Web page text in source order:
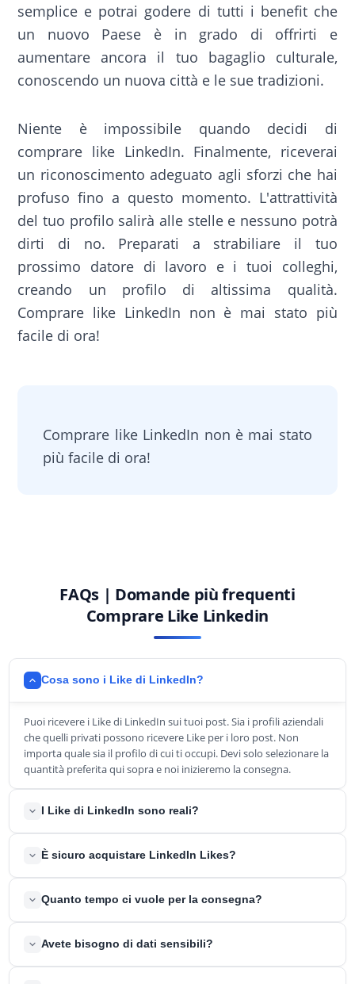
semplice e potrai godere di tutti i benefit che
un nuovo Paese è in grado di offrirti e
aumentare ancora il tuo bagaglio culturale,
conoscendo un nuova città e le sue tradizioni.
Niente è impossibile quando decidi di
comprare like LinkedIn. Finalmente, riceverai
un riconoscimento adeguato agli sforzi che hai
profuso fino a questo momento. L'attrattività
del tuo profilo salirà alle stelle e nessuno potrà
dirti di no. Preparati a strabiliare il tuo
prossimo datore di lavoro e i tuoi colleghi,
creando un profilo di altissima qualità.
Comprare like LinkedIn non è mai stato più
facile di ora!
Comprare like LinkedIn non è mai stato
più facile di ora!
FAQs | Domande più frequenti
Comprare Like Linkedin
Cosa sono i Like di LinkedIn?
Puoi ricevere i Like di LinkedIn sui tuoi post. Sia i profili aziendali
che quelli privati possono ricevere Like per i loro post. Non
importa quale sia il profilo di cui ti occupi. Devi solo selezionare la
quantità preferita qui sopra e noi inizieremo la consegna.
I Like di LinkedIn sono reali?
Sì, tutti i like di LinkedIn che ti invieremo sono reali al 100%.
network, di cui potrai beneficiare.
È sicuro acquistare LinkedIn Likes?
Sì, è una pratica del tutto sicura e comune quella di comprare like
mai in pericolo. Non violerai MAI i Termini di servizio di LinkedIn.
Quanto tempo ci vuole per la consegna?
Di solito la consegna viene completata in breve tempo. Nelle
Avete bisogno di dati sensibili?